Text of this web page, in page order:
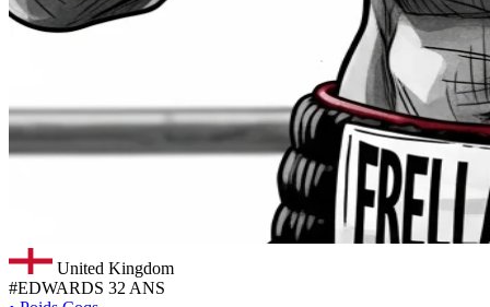
United Kingdom
#EDWARDS 32 ANS